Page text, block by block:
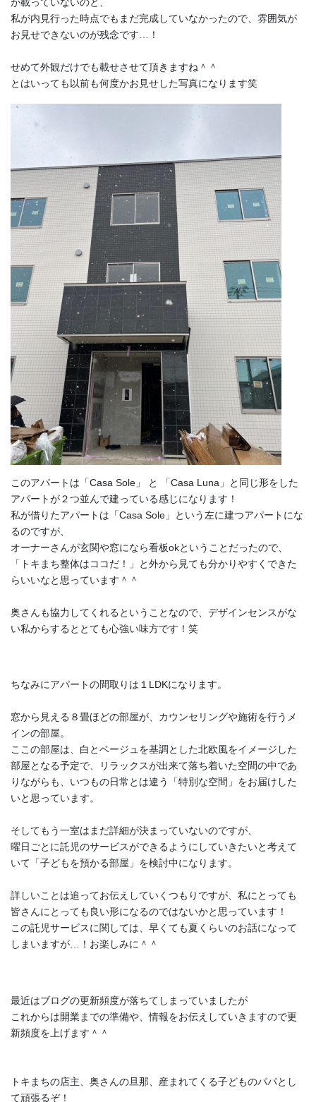
私が内見行った時点でもまだ完成していなかったので、雰囲気が
お見せできないのが残念です…！
せめて外観だけでも載せさせて頂きますね＾＾
とはいっても以前も何度かお見せした写真になります笑
このアパートは「Casa Sole」 と 「Casa Luna」と同じ形をした
アパートが２つ並んで建っている感じになります！
私が借りたアパートは「Casa Sole」という左に建つアパートにな
るのですが、
オーナーさんが玄関や窓になら看板okということだったので、
「トキまち整体はココだ！」と外から見ても分かりやすくできた
らいいなと思っています＾＾
奥さんも協力してくれるということなので、デザインセンスがな
い私からするととても心強い味方です！笑
ちなみにアパートの間取りは１LDKになります。
窓から見える８畳ほどの部屋が、カウンセリングや施術を行うメ
インの部屋。
ここの部屋は、白とベージュを基調とした北欧風をイメージした
部屋となる予定で、リラックスが出来て落ち着いた空間の中であ
りながらも、いつもの日常とは違う「特別な空間」をお届けした
いと思っています。
そしてもう一室はまだ詳細が決まっていないのですが、
曜日ごとに託児のサービスができるようにしていきたいと考えて
いて「子どもを預かる部屋」を検討中になります。
詳しいことは追ってお伝えしていくつもりですが、私にとっても
皆さんにとっても良い形になるのではないかと思っています！
この託児サービスに関しては、早くても夏くらいのお話になって
しまいますが…！お楽しみに＾＾
最近はブログの更新頻度が落ちてしまっていましたが
これからは開業までの準備や、情報をお伝えしていきますので更
新頻度を上げます＾＾
トキまちの店主、奥さんの旦那、産まれてくる子どものパパとし
て頑張るぞ！